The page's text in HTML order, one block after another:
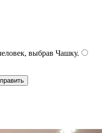
выбрав Чашку.